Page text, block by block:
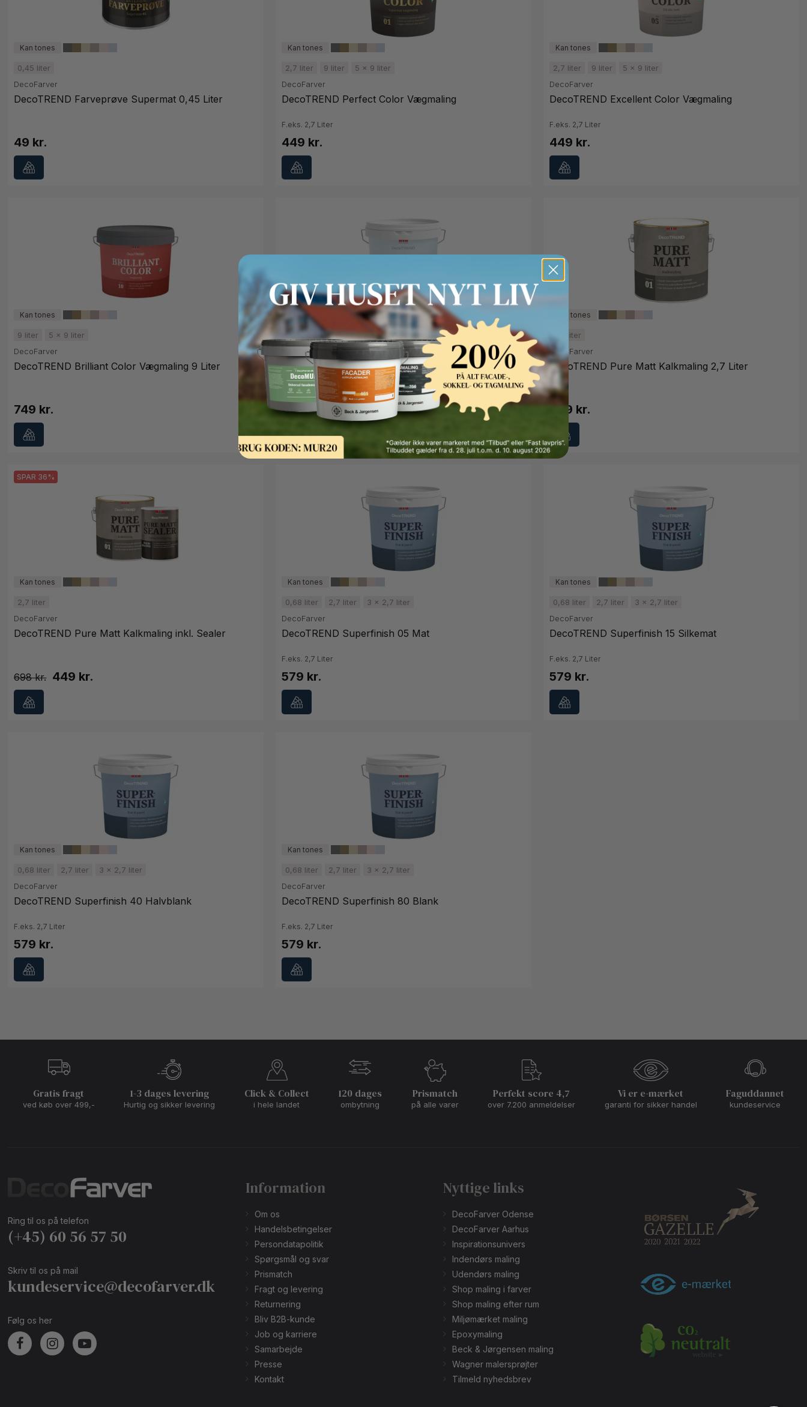
0,45 liter
DecoFarver
DecoTREND Farveprøve Supermat 0,45 Liter
49 kr.
2,7 liter 9 liter
5 x 9 liter
DecoFarver
DecoTREND Perfect Color Vægmaling
F.eks. 2,7 Liter
449 kr.
2,7 liter 9 liter
5 x 9 liter
DecoFarver
DecoTREND Excellent Color Vægmaling
F.eks. 2,7 Liter
449 kr.
9 liter
5 x 9 liter
DecoFarver
DecoTREND Brilliant Color Vægmaling 9 Liter
749 kr.
2,7 liter 9 liter
5 x 9 liter
DecoFarver
DecoTREND Aqua Color Vådrumsmaling
F.eks. 2,7 Liter
449 kr.
2,7 liter
DecoFarver
DecoTREND Pure Matt Kalkmaling 2,7 Liter
499 kr.
SPAR 36%
2,7 liter
DecoFarver
DecoTREND Pure Matt Kalkmaling inkl. Sealer
698 449 kr.
0,68 liter 2,7 liter
3 x 2,7 liter
DecoFarver
DecoTREND Superfinish 05 Mat
F.eks. 2,7 Liter
579 kr.
0,68 liter 2,7 liter
3 x 2,7 liter
DecoFarver
DecoTREND Superfinish 15 Silkemat
F.eks. 2,7 Liter
579 kr.
0,68 liter 2,7 liter
3 x 2,7 liter
DecoFarver
DecoTREND Superfinish 40 Halvblank
F.eks. 2,7 Liter
579 kr.
0,68 liter 2,7 liter
3 x 2,7 liter
DecoFarver
DecoTREND Superfinish 80 Blank
F.eks. 2,7 Liter
579 kr.
Gratis fragt
ved køb over 499,-
1-3 dages levering
Hurtig og sikker levering
Click & Collect
i hele landet
120 dages
ombytning
Prismatch
på alle varer
Perfekt score 4,7
over 7.200 anmeldelser
Vi er e-mærket
garanti for sikker handel
Faguddannet
kundeservice
Ring til os på telefon
(+45) 60 56 57 50
Skriv til os på mail
kundeservice@decofarver.dk
Følg os her
Information
Om os
Handelsbetingelser
Persondatapolitik
Spørgsmål og svar
Prismatch
Fragt og levering
Returnering
Bliv B2B-kunde
Job og karriere
Samarbejde
Presse
Kontakt
Nyttige links
DecoFarver Odense
DecoFarver Aarhus
Inspirationsunivers
Indendørs maling
Udendørs maling
Shop maling i farver
Shop maling efter rum
Miljømærket maling
Epoxymaling
Beck & Jørgensen maling
Wagner malersprøjter
Tilmeld nyhedsbrev